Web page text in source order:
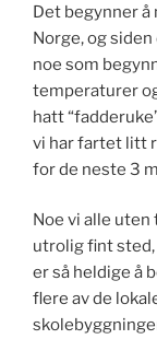
Det begynner
Norge, og
noe som
temperaturer
hatt
vi har fartet litt
for de neste 3
Noe vi alle uten
utrolig fint
er så heldige å
flere av de